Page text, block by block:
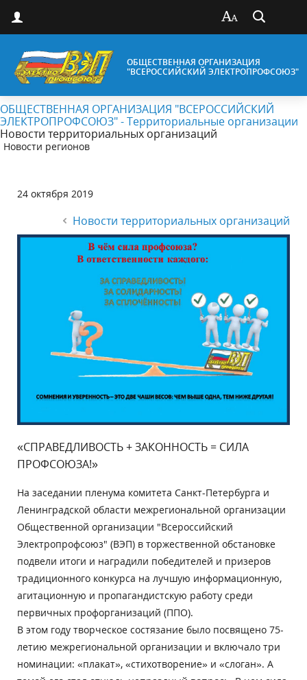
ОБЩЕСТВЕННАЯ ОРГАНИЗАЦИЯ
"ВСЕРОССИЙСКИЙ ЭЛЕКТРОПРОФСОЮЗ"
ОБЩЕСТВЕННАЯ ОРГАНИЗАЦИЯ "ВСЕРОССИЙСКИЙ
ЭЛЕКТРОПРОФСОЮЗ" - Территориальные организации
Новости территориальных организаций
Новости регионов
24 октября 2019
Новости территориальных организаций
«СПРАВЕДЛИВОСТЬ + ЗАКОННОСТЬ = СИЛА
ПРОФСОЮЗА!»
На заседании пленума комитета Санкт-Петербурга и
Ленинградской области межрегиональной организации
Общественной организации "Всероссийский
Электропрофсоюз" (ВЭП) в торжественной обстановке
подвели итоги и наградили победителей и призеров
традиционного конкурса на лучшую информационную,
агитационную и пропагандистскую работу среди
первичных профорганизаций (ППО).
В этом году творческое состязание было посвящено 75-
летию межрегиональной организации и включало три
номинации: «плакат», «стихотворение» и «слоган». А